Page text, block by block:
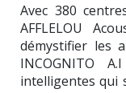
Avec 380
AFFLELOU
démystifier les
INCOGNITO
intelligentes qui